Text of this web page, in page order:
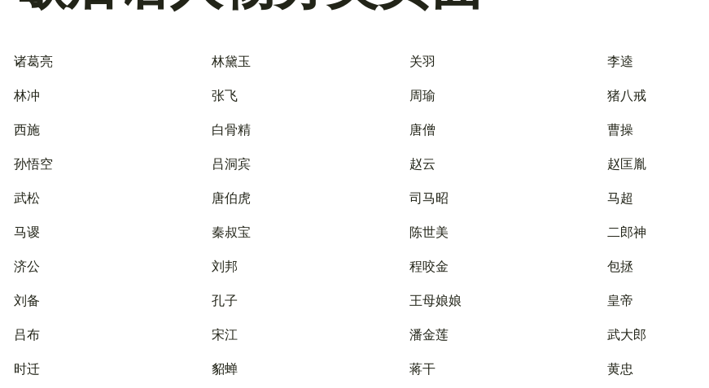
诸葛亮 林黛玉 关羽
李逵
林冲
张飞 周瑜
猪八戒
西施
白骨精 唐僧
曹操
孙悟空
吕洞宾 赵云
赵匡胤
武松
唐伯虎 司马昭
马超
马谡
秦叔宝 陈世美
二郎神
济公
刘邦 程咬金
包拯
刘备
孔子 王母娘娘
皇帝
吕布
宋江 潘金莲
武大郎
时迁
貂蝉 蒋干
黄忠